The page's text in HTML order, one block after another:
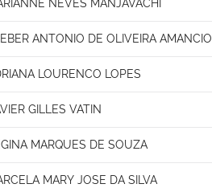
NEVES MANJAVACHI
ANTONIO DE OLIVEIRA AMANCIO
LOURENCO LOPES
GILLES VATIN
MARQUES DE SOUZA
MARY JOSE DA SILVA